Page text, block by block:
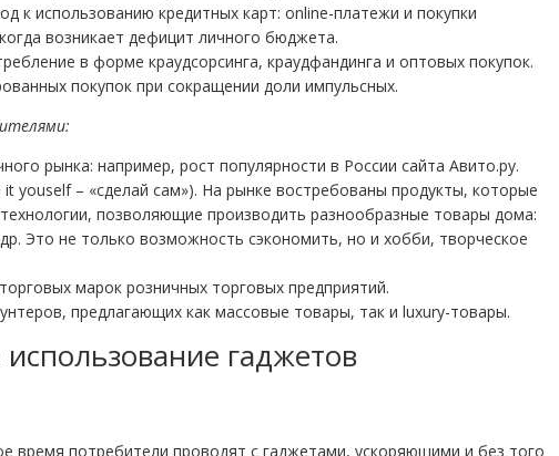
к использованию кредитных карт: online-платежи и покупки
возникает дефицит личного бюджета.
в форме краудсорсинга, краудфандинга и оптовых покупок.
покупок при сокращении доли импульсных.
рынка: например, рост популярности в России сайта Авито.ру.
youself – «сделай сам»). На рынке востребованы продукты, которые
позволяющие производить разнообразные товары дома:
Это не только возможность сэкономить, но и хобби, творческое
марок розничных торговых предприятий.
предлагающих как массовые товары, так и luxury-товары.
гаджетов
время потребители проводят с гаджетами, ускоряющими и без того